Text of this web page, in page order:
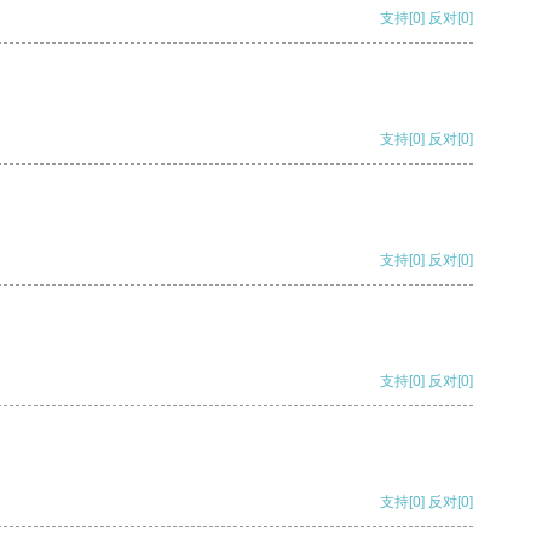
支持[0] 反对[0]
支持[0] 反对[0]
支持[0] 反对[0]
支持[0] 反对[0]
支持[0] 反对[0]